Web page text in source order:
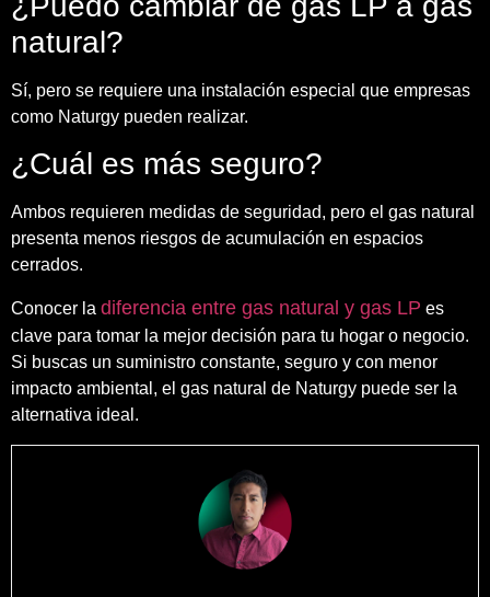
natural?
Sí, pero se requiere una instalación especial que empresas
como Naturgy pueden realizar.
¿Cuál es más seguro?
Ambos requieren medidas de seguridad, pero el gas natural
presenta menos riesgos de acumulación en espacios
cerrados.
Conocer la diferencia entre gas natural y gas LP es
clave para tomar la mejor decisión para tu hogar o negocio.
Si buscas un suministro constante, seguro y con menor
impacto ambiental, el gas natural de Naturgy puede ser la
alternativa ideal.